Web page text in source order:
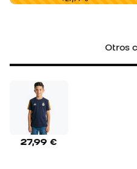
Otros
27,99 €